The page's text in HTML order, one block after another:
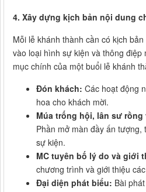
4. Xây dựng kịch bản nội dung
Mỗi lễ khánh thành cần có kịch
vào loại hình sự kiện và thông điệp
mục chính của một buổi lễ khánh
Đón khách: Các hoạt động
hoa cho khách mời.
Múa trống hội, lân sư
Phần mở màn đầy ấn
sự kiện.
MC tuyên bố lý do và giới
chương trình và giới thiệu
Đại diện phát biểu: Bài